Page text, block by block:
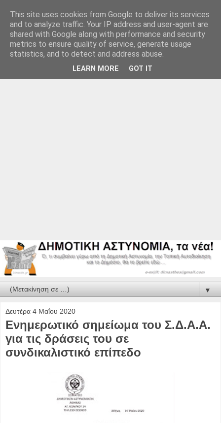
▼
Δευτέρα 4 Μαΐου 2020
Ενημερωτικό σημείωμα του Σ.Δ.Α.Α.
για τις δράσεις του σε
συνδικαλιστικό επίπεδο
This site uses cookies from Google to deliver its services
and to analyze traffic. Your IP address and user-agent are
shared with Google along with performance and security
metrics to ensure quality of service, generate usage
statistics, and to detect and address abuse.
LEARN MORE GOT IT